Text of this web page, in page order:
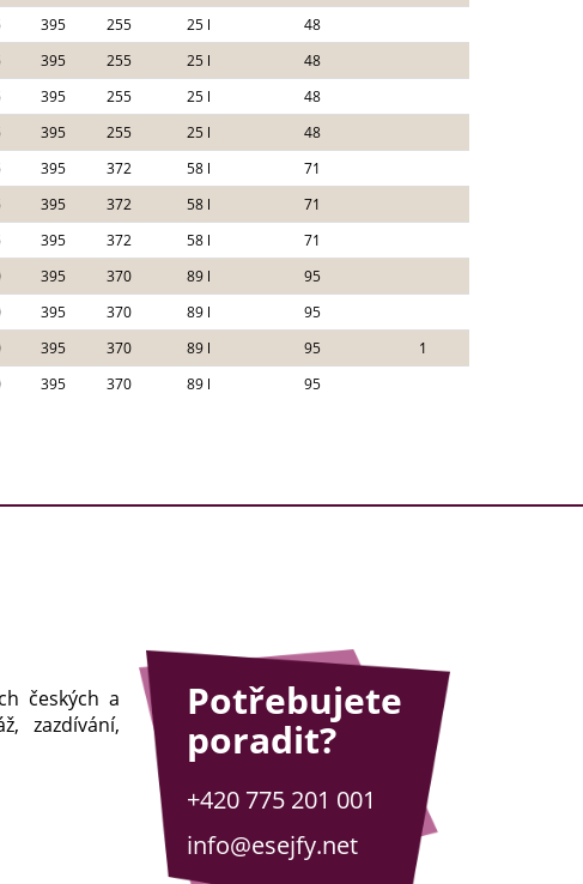
395 255 25 l
48
395 255 25 l
48
395 255 25 l
48
395 255 25 l
48
395 372 58 l
71
395 372 58 l
71
395 372 58 l
71
395 370 89 l
95
395 370 89 l
95
395 370 89 l 95
1
395 370 89 l 95
českých a
zazdívání,
Potřebujete
poradit?
+420 775 201 001
info@esejfy.net